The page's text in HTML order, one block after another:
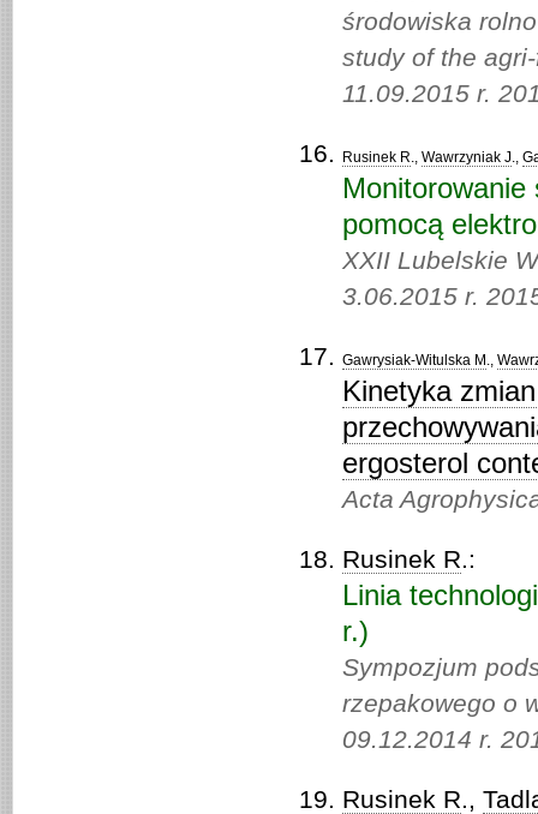
środowiska
study of the
11.09.2015 r.
Rusinek R., Wawrzyniak J.,
pomocą
XXII Lubelskie
3.06.2015 r.
Gawrysiak-Witulska M .,
Kinetyka
ergosterol
Acta
Rusinek R.:
Linia
r.)
Sympozjum
rzepakowego o
09.12.2014 r.
Rusinek R.,